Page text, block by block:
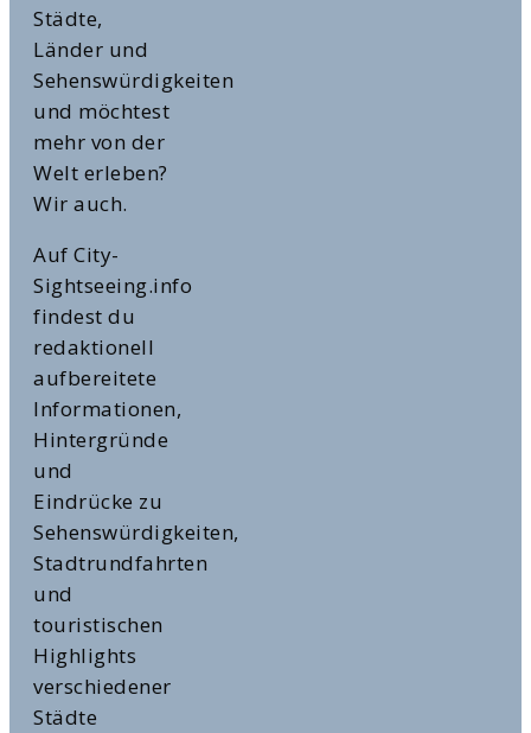
Städte,
Länder und
Sehenswürdigkeiten
und möchtest
mehr von der
Welt erleben?
Wir auch.
Auf City-
Sightseeing.info
findest du
redaktionell
aufbereitete
Informationen,
Hintergründe
und
Eindrücke zu
Sehenswürdigkeiten,
Stadtrundfahrten
und
touristischen
Highlights
verschiedener
Städte